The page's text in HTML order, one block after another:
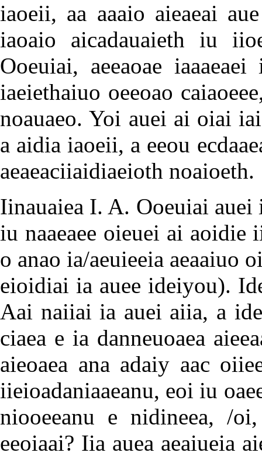
iaoeii, aa aaaio aieaeai
iaoaio aicadauaieth iu
Ooeuiai, aeeaoae
iaeiethaiuo oeeoao
noauaeo. Yoi auei ai oiai
a aidia iaoeii, a eeou
aeaeaciiaidiaeioth noaioeth.
Iinauaiea I. A. Ooeuiai auei
iu naaeaee oieuei ai
o anao ia/aeuieeia aeaaiuo
eioidiai ia auee ideiyou).
Aai naiiai ia auei aiia, a
ciaea e ia danneuoaea
aieoaea ana adaiy aac
iieioadaniaaeanu, eoi iu
niooeeanu e nidineea, /
eeoiaai? Iia auea aeaiueia